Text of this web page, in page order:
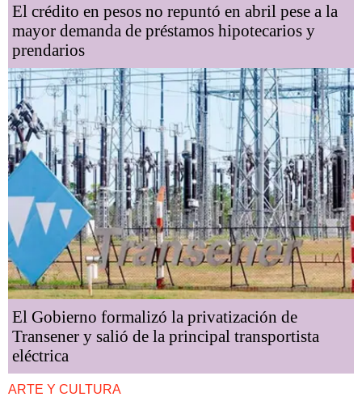
El crédito en pesos no repuntó en abril pese a la
mayor demanda de préstamos hipotecarios y
prendarios
El Gobierno formalizó la privatización de
Transener y salió de la principal transportista
eléctrica
ARTE Y CULTURA